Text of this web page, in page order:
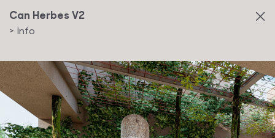
Can Herbes V2
> Info